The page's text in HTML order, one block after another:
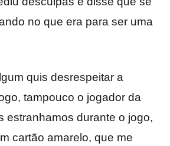
no que era para ser uma
quis desrespeitar a
tampouco o jogador da
estranhamos durante o jogo,
cartão amarelo, que me